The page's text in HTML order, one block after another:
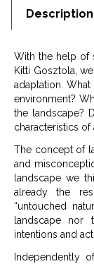
Description
With the help of
Kitti Gosztola,
adaptation.
environment?
the landscape?
characteristics of
The concept of
and
landscape we
already the
“untouched
landscape nor
intentions and
Independently